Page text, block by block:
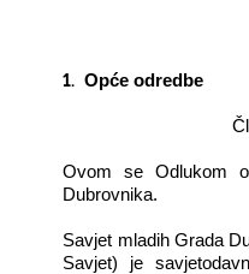
1. Opće odredbe
Ovom se Odlukom
Dubrovnika.
Savjet mladih Grada
Savjet) je